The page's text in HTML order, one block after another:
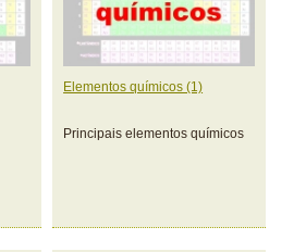
Elementos químicos (1)
Principais elementos químicos